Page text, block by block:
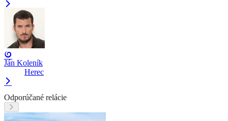
Ján Koleník
Herec
Odporúčané relácie